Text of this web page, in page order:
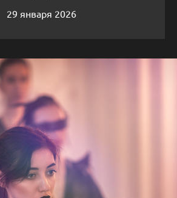
29 января 2026